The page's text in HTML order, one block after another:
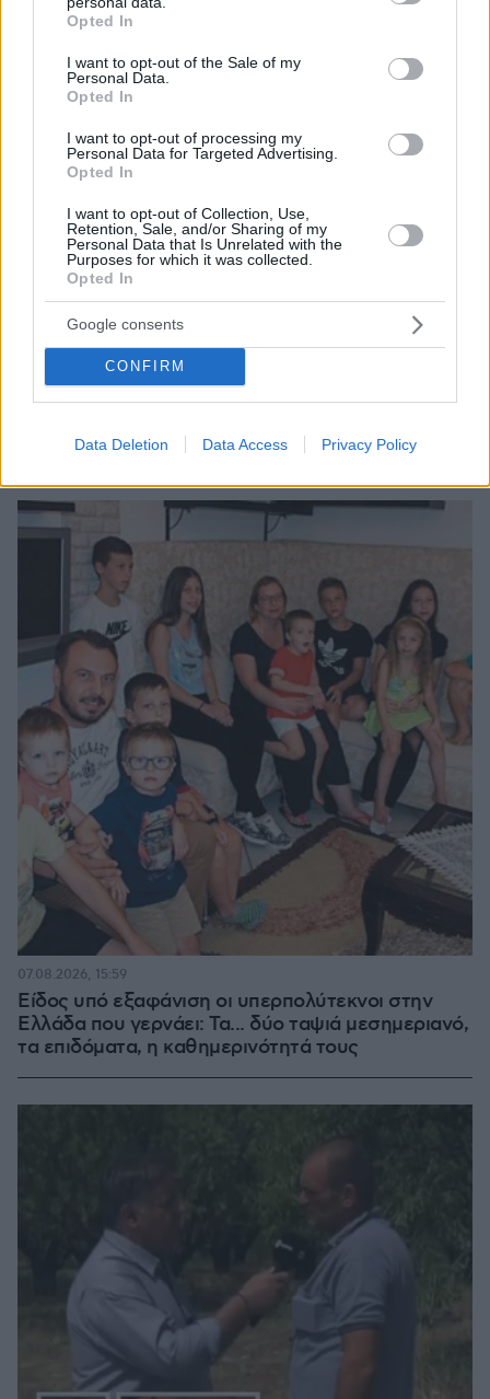
grant or deny consent to Google and its third-party tags to
use your data for below specified purposes in below Google
consent section.
Opted In
I want to opt-out of the Sale of my
Personal Data.
Opted In
I want to opt-out of processing my
Personal Data for Targeted Advertising.
Opted In
I want to opt-out of Collection, Use,
Retention, Sale, and/or Sharing of my
Personal Data that Is Unrelated with the
Purposes for which it was collected.
Opted In
Google consents
CONFIRM
Data Deletion Data Access Privacy Policy
Η Μάντσεστερ Σίτι τα βρήκε με τη Λιλ στα 135
Μπουαντί
Μπαρκολά, ζητούν 150 οι πρωταθλητές Ευρώπης
πριν 35 λεπτά
μοιραζόμαστε με ξένους
πριν 35 λεπτά
Εφετείο έκρινε παράνομη την κατασκευή της νέας
αίθουσας χορού του Τραμπ στον Λευκό Οίκο
πριν 38 λεπτά
ΔΕΙΤΕ ΟΛΕΣ ΤΙΣ ΕΙΔΗΣΕΙΣ
Είδος υπό εξαφάνιση οι υπερπολύτεκνοι στην
Ελλάδα που γερνάει: Τα... δύο ταψιά μεσημεριανό,
τα επιδόματα, η καθημερινότητά τους
07.08.2026, 15:59